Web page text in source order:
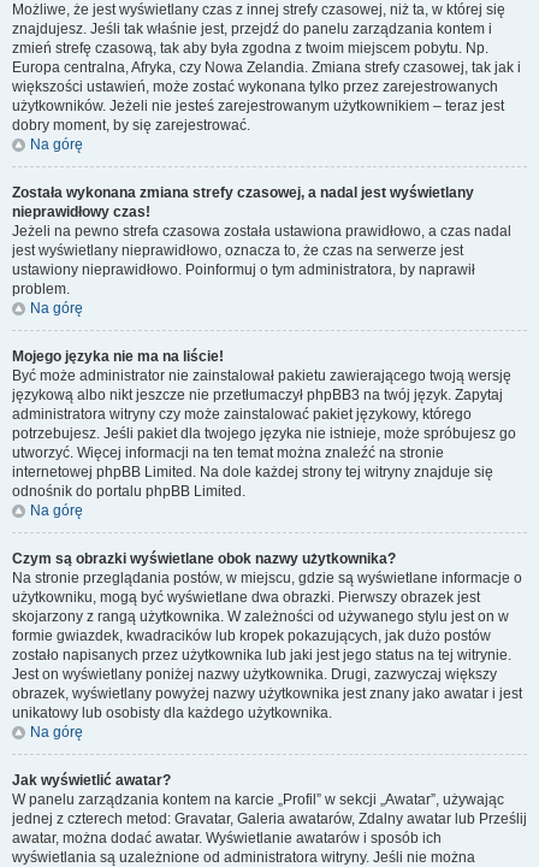
Możliwe, że jest wyświetlany czas z innej strefy czasowej, niż ta, w której się
znajdujesz. Jeśli tak właśnie jest, przejdź do panelu zarządzania kontem i
zmień strefę czasową, tak aby była zgodna z twoim miejscem pobytu. Np.
Europa centralna, Afryka, czy Nowa Zelandia. Zmiana strefy czasowej, tak jak i
większości ustawień, może zostać wykonana tylko przez zarejestrowanych
użytkowników. Jeżeli nie jesteś zarejestrowanym użytkownikiem – teraz jest
dobry moment, by się zarejestrować.
Na górę
Została wykonana zmiana strefy czasowej, a nadal jest wyświetlany
nieprawidłowy czas!
Jeżeli na pewno strefa czasowa została ustawiona prawidłowo, a czas nadal
jest wyświetlany nieprawidłowo, oznacza to, że czas na serwerze jest
ustawiony nieprawidłowo. Poinformuj o tym administratora, by naprawił
problem.
Na górę
Mojego języka nie ma na liście!
Być może administrator nie zainstalował pakietu zawierającego twoją wersję
językową albo nikt jeszcze nie przetłumaczył phpBB3 na twój język. Zapytaj
administratora witryny czy może zainstalować pakiet językowy, którego
potrzebujesz. Jeśli pakiet dla twojego języka nie istnieje, może spróbujesz go
utworzyć. Więcej informacji na ten temat można znaleźć na stronie
internetowej phpBB Limited. Na dole każdej strony tej witryny znajduje się
odnośnik do portalu phpBB Limited.
Na górę
Czym są obrazki wyświetlane obok nazwy użytkownika?
Na stronie przeglądania postów, w miejscu, gdzie są wyświetlane informacje o
użytkowniku, mogą być wyświetlane dwa obrazki. Pierwszy obrazek jest
skojarzony z rangą użytkownika. W zależności od używanego stylu jest on w
formie gwiazdek, kwadracików lub kropek pokazujących, jak dużo postów
zostało napisanych przez użytkownika lub jaki jest jego status na tej witrynie.
Jest on wyświetlany poniżej nazwy użytkownika. Drugi, zazwyczaj większy
obrazek, wyświetlany powyżej nazwy użytkownika jest znany jako awatar i jest
unikatowy lub osobisty dla każdego użytkownika.
Na górę
Jak wyświetlić awatar?
W panelu zarządzania kontem na karcie „Profil” w sekcji „Awatar”, używając
jednej z czterech metod: Gravatar, Galeria awatarów, Zdalny awatar lub Prześlij
awatar, można dodać awatar. Wyświetlanie awatarów i sposób ich
wyświetlania są uzależnione od administratora witryny. Jeśli nie można